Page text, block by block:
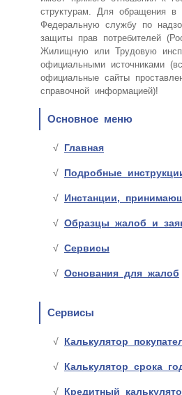
структурам. Для обращения в
Федеральную службу по
защиты прав потребителей
Жилищную или Трудовую
официальными источниками
официальные сайты
справочной информацией)!
Основное меню
Главная
Подробные
Инстанции,
Образцы жалоб и
Сервисы
Основания для жалоб
Сервисы
Калькулятор
Калькулятор срока
Кредитный